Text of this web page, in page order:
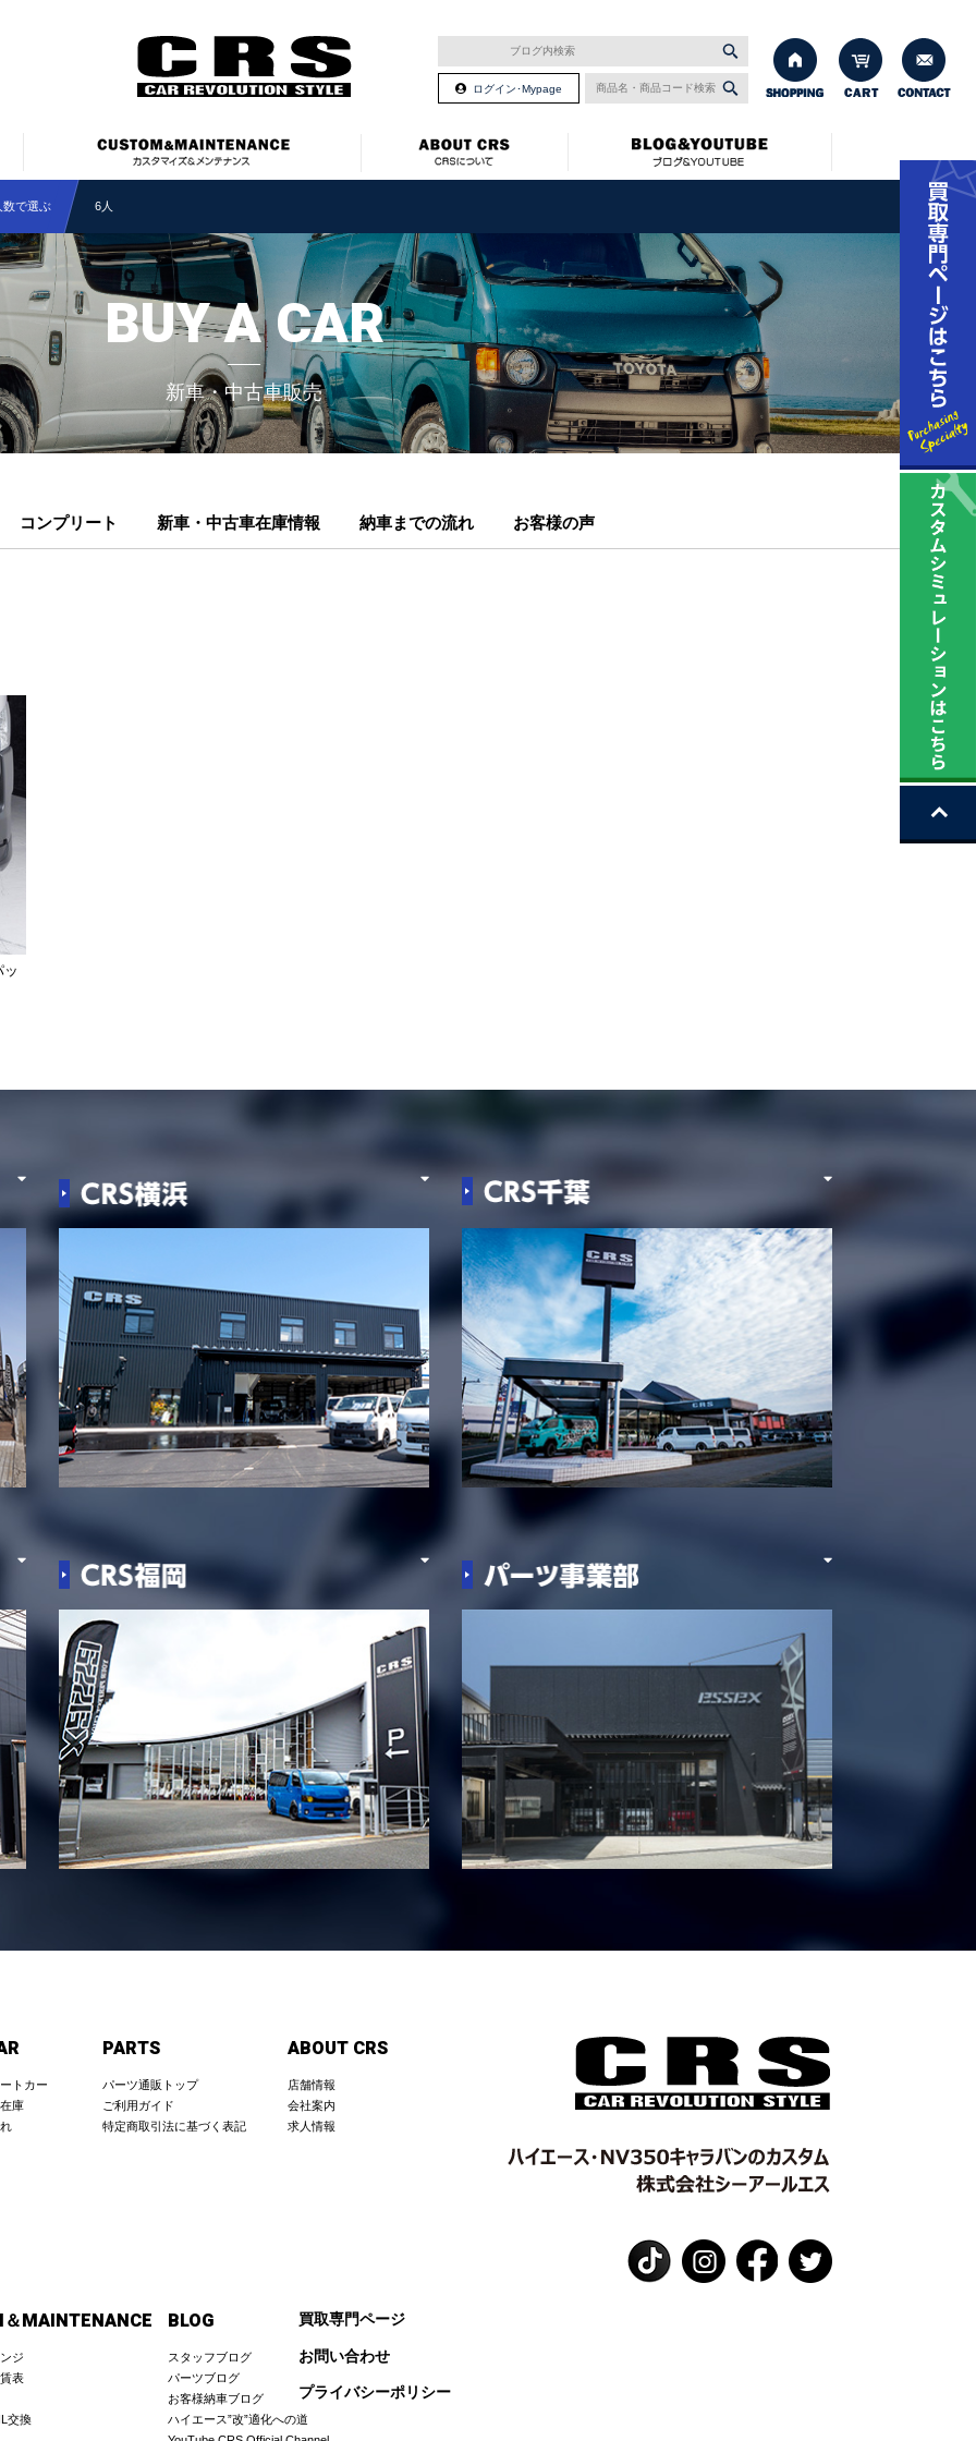
ログイン･Mypage
数で選ぶ 6人
BUY A CAR
新車・中古車販売
コンプリート 新車・中古車在庫情報 納車までの流れ お客様の声
トカー
庫
PARTS
パーツ通販トップ
ご利用ガイド
特定商取引法に基づく表記
ABOUT CRS
店舗情報
会社案内
求人情報
MAINTENANCE
ジ
表
交換
BLOG
スタッフブログ
パーツブログ
お客様納車ブログ
ハイエース”改”適化への道
買取専門ページ
お問い合わせ
プライバシーポリシー